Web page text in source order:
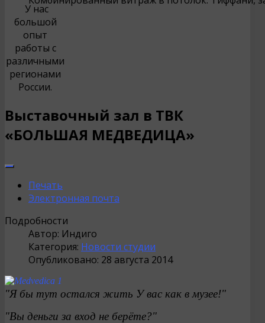
У нас
большой
опыт
работы с
различными
регионами
России.
Выставочный зал в ТВК
«БОЛЬШАЯ МЕДВЕДИЦА»
Печать
Электронная почта
Подробности
Автор: Индиго
Категория: Новости студии
Опубликовано: 28 августа 2014
"Я бы тут остался жить У вас как в музее!"
"Вы деньги за вход не берёте?"